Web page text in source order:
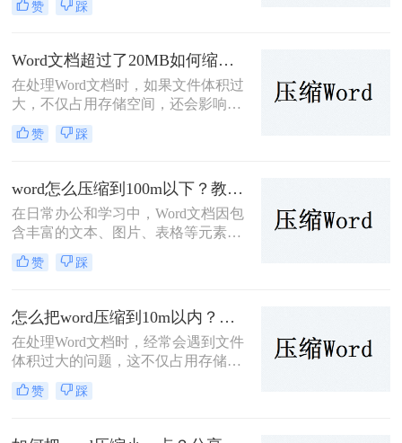
加。大型Word文件不仅占用存储空
便。幸运的是，有多种方法可以压缩
Word文件，减小其大小。那么Word文
件太大了怎么压缩呢？本文将介绍几
种实用的压缩方法。
赞 踩
Word文档超过了20MB如何缩小？试试这2个常用压缩方法！
在处理Word文档时，如果文件体积过
大，不仅占用存储空间，还会影响文
件的传输速度和编辑效率。那么Word
文档超过了20MB如何缩小呢？本文
赞 踩
word怎么压缩到100m以下？教你二种常见的压缩方法!
在日常办公和学习中，Word文档因包
含丰富的文本、图片、表格等元素，
可能会变得异常庞大，不仅占用大量
存储空间，还影响文件的传输速度。
文将介绍两种将Word文档压缩到
100MB以下的有效方法，帮助您轻松
解决这一难题。
赞 踩
怎么把word压缩到10m以内？教你二种让word变小的方法！
在处理Word文档时，经常会遇到文件
体积过大的问题，这不仅占用存储空
间，还影响文件的传输速度。那么怎
么把word压缩到10m以内呢？本文将
的方法，帮助用户轻松优化Word文
赞 踩